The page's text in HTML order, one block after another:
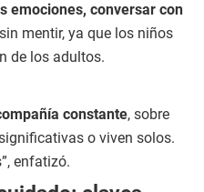
emociones, conversar con
mentir, ya que los niños
de los adultos.
constante, sobre
o viven solos.
enfatizó.